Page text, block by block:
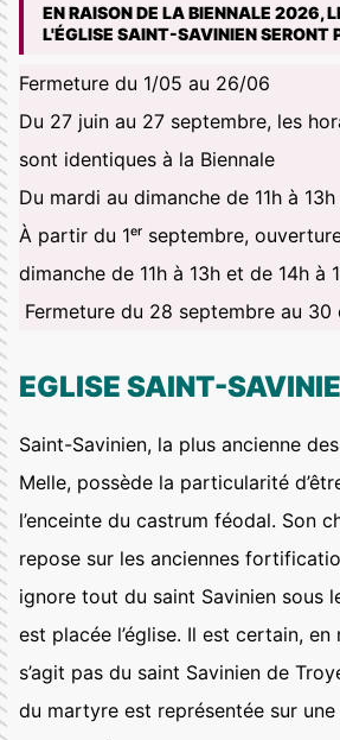
EN RAISON DE LA BIENNALE 2026,
L'ÉGLISE SAINT-SAVINIEN SERONT
Fermeture du 1/05 au 26/06
Du 27 juin au 27 septembre, les
sont identiques à la Biennale
Du mardi au dimanche de 11h à
À partir du 1ᵉʳ septembre,
dimanche de 11h à 13h et de 14h à
Fermeture du 28 septembre au
EGLISE SAINT-
Saint-Savinien, la plus ancienne
Melle, possède la particularité
l’enceinte du castrum féodal. Son
repose sur les anciennes
ignore tout du saint Savinien sous
est placée l’église. Il est certain, en
s’agit pas du saint Savinien de
du martyre est représentée sur